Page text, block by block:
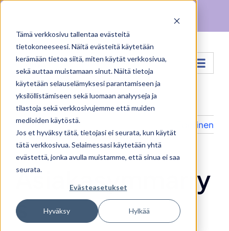
Tämä verkkosivu tallentaa evästeitä
tietokoneeseesi. Näitä evästeitä käytetään
kerämään tietoa siitä, miten käytät verkkosivua,
sekä auttaa muistamaan sinut. Näitä tietoja
käytetään selauselämyksesi parantamiseen ja
yksilöllistämiseen sekä luomaan analyyseja ja
tilastoja sekä verkkosivujemme että muiden
medioiden käytöstä.
Jos et hyväksy tätä, tietojasi ei seurata, kun käytät
tätä verkkosivua. Selaimessasi käytetään yhtä
evästettä, jonka avulla muistamme, että sinua ei saa
seurata.
Evästeasetukset
Hyväksy Hylkää
Skip
content
Siirry...
Edellinen
Asiakasymmarry
s